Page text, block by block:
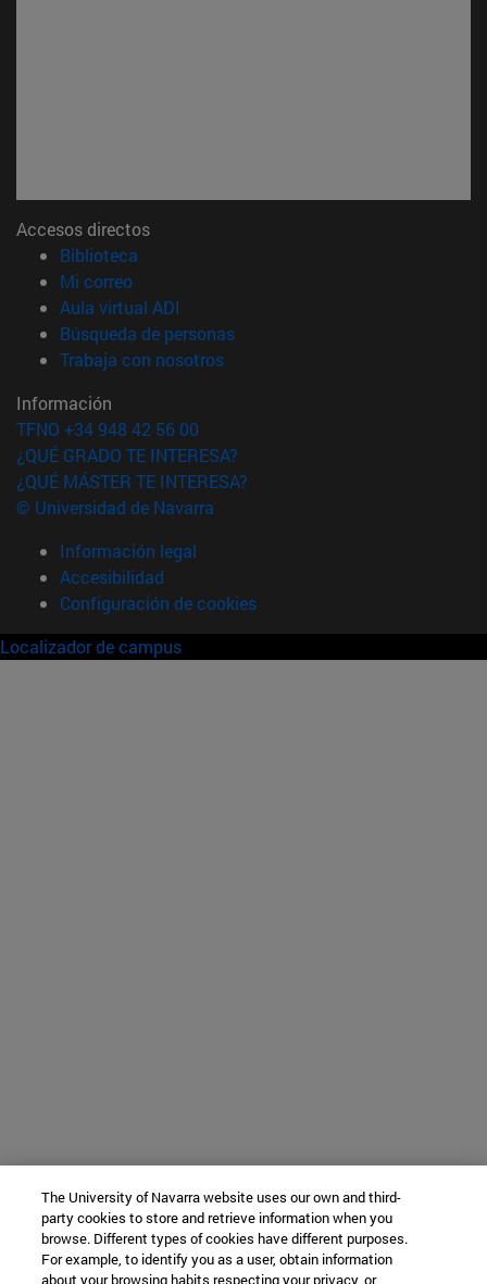
Accesos directos
Biblioteca
Mi correo(abre en nueva ventana)
Aula virtual ADI
Búsqueda de personas(abre en nueva ventana)
Trabaja con nosotros(abre en nueva ventana)
Información
TFNO +34 948 42 56 00
¿QUÉ GRADO TE INTERESA?
¿QUÉ MÁSTER TE INTERESA?
© Universidad de Navarra
Información legal
Accesibilidad
Configuración de cookies
Localizador de campus
The University of Navarra website uses our own and third-
party cookies to store and retrieve information when you
browse. Different types of cookies have different purposes.
For example, to identify you as a user, obtain information
about your browsing habits respecting your privacy, or